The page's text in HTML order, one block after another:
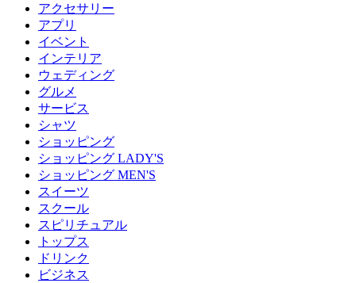
アクセサリー
アプリ
イベント
インテリア
ウェディング
グルメ
サービス
シャツ
ショッピング
ショッピング LADY'S
ショッピング MEN'S
スイーツ
スクール
スピリチュアル
トップス
ドリンク
ビジネス